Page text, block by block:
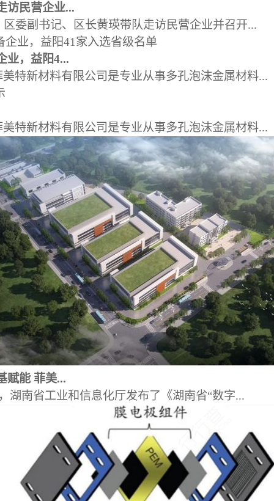
访民营企业...
区委副书记、区长黄瑛带队走访民营企业并召开...
业，益阳4...
特新材料有限公司是专业从事多孔泡沫金属材料...
特新材料有限公司是专业从事多孔泡沫金属材料...
赋能 菲美...
湖南省工业和信息化厅发布了《湖南省“数字...